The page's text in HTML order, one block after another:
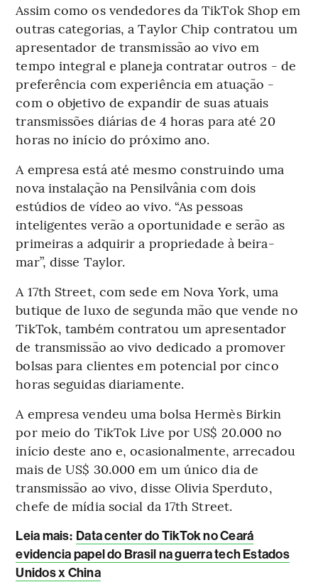
Assim como os vendedores da TikTok Shop em
outras categorias, a Taylor Chip contratou um
apresentador de transmissão ao vivo em
tempo integral e planeja contratar outros - de
preferência com experiência em atuação -
com o objetivo de expandir de suas atuais
transmissões diárias de 4 horas para até 20
horas no início do próximo ano.
A empresa está até mesmo construindo uma
nova instalação na Pensilvânia com dois
estúdios de vídeo ao vivo. “As pessoas
inteligentes verão a oportunidade e serão as
primeiras a adquirir a propriedade à beira-
mar”, disse Taylor.
A 17th Street, com sede em Nova York, uma
butique de luxo de segunda mão que vende no
TikTok, também contratou um apresentador
de transmissão ao vivo dedicado a promover
bolsas para clientes em potencial por cinco
horas seguidas diariamente.
A empresa vendeu uma bolsa Hermès Birkin
por meio do TikTok Live por US$ 20.000 no
início deste ano e, ocasionalmente, arrecadou
mais de US$ 30.000 em um único dia de
transmissão ao vivo, disse Olivia Sperduto,
chefe de mídia social da 17th Street.
Leia mais: Data center do TikTok no Ceará
evidencia papel do Brasil na guerra tech Estados
Unidos x China